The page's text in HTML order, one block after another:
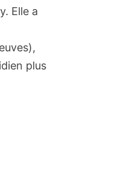
Elle a
plus